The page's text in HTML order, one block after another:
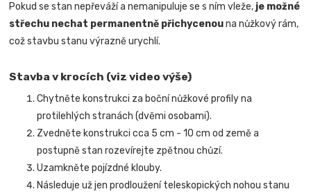
Pokud se stan nepřeváží a nemanipuluje se s ním vleže, je možné
střechu nechat permanentně přichycenouna nůžkový rám,
což stavbu stanu výrazně urychlí.
Stavba v krocích (viz video výše)
Chytněte konstrukci za boční nůžkové profily na
protilehlých stranách (dvěmi osobami).
Zvedněte konstrukci cca 5 cm - 10 cm od země a
postupně stan rozevírejte zpětnou chůzí.
Uzamkněte pojízdné klouby.
Následuje už jen prodloužení teleskopických nohou stanu